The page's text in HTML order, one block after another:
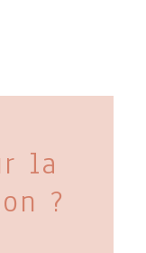
la
?